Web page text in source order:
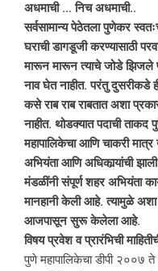
अधमाची … निच अधमाची..
सर्वसामान्य पेठेतला पुणेकर
घराची डागडूजी करण्यासाठी
मारून मारून त्याचे जोडे झिजले
नाव घेत नाहीत. परंतु दुसरीकडे
कसे राब राब राबतात अशा
नाहीत. थोडक्यात पदाची ताकद
महापालिकेचा आणि चाकरी
अभियंता आणि अधिकार्‍यांची
मंडळींनी संपूर्ण शहर अभियंता
मानहानी केली आहे. त्यामुळे अशा
आजपासून सुरू केलेला आहे.
विषय प्रवेश व प्रारंभिची
पुणे महापालिकेचा डीपी २००७